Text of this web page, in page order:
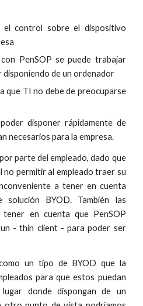
el control sobre el dispositivo
PenSOP se puede trabajar
disponiendo de un ordenador
que TI no debe de preocuparse
disponer rápidamente de
necesarios para la empresa.
parte del empleado, dado que
no permitir al empleado traer su
a tener en cuenta
BYOD. También las
tener en cuenta que PenSOP
un - thin client - para poder ser
un tipo de BYOD que la
para que estos puedan
donde dispongan de un